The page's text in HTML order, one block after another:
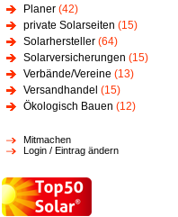
Planer (42)
private Solarseiten (15)
Solarhersteller (64)
Solarversicherungen (15)
Verbände/Vereine (13)
Versandhandel (15)
Ökologisch Bauen (12)
Mitmachen
Login / Eintrag ändern